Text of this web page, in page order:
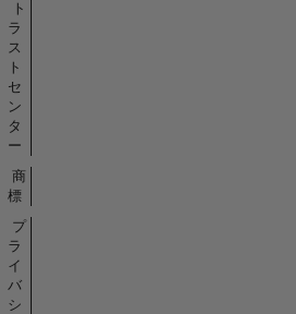
ト
ラ
ス
ト
セ
ン
タ
ー
商
標
プ
ラ
イ
バ
シ